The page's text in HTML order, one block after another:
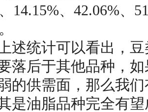
14.15%、42.06%、
统计可以看出，豆
落后于其他品种，
的供需面，那么我
是油脂品种完全有